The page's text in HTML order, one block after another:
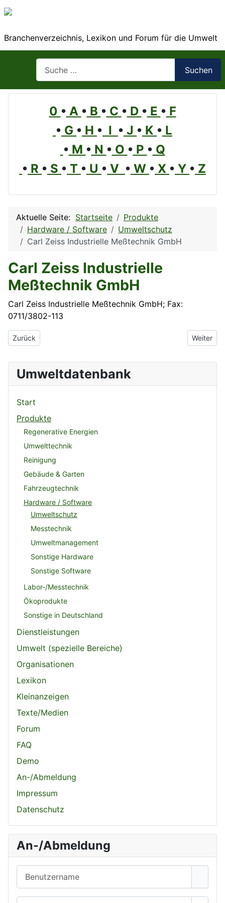
Branchenverzeichnis, Lexikon und Forum für die Umwelt
Suchen
0 • A • B • C • D • E • F
• G • H • I • J • K • L
• M • N • O • P • Q
• R • S • T • U • V • W • X • Y • Z
Aktuelle Seite: Startseite
Produkte
Hardware / Software
Umweltschutz
Carl Zeiss Industrielle Meßtechnik GmbH
Carl Zeiss Industrielle
Meßtechnik GmbH
Carl Zeiss Industrielle Meßtechnik GmbH; Fax:
0711/3802-113
Vorheriger Beitrag: CADIS Prüftechnik GmbH
Zurück Nächster
Weiter
Umweltdatenbank
Start
Produkte
Regenerative Energien
Umwelttechnik
Reinigung
Gebäude & Garten
Fahrzeugtechnik
Hardware / Software
Umweltschutz
Messtechnik
Umweltmanagement
Sonstige Hardware
Sonstige Software
Labor-/Messtechnik
Ökoprodukte
Sonstige in Deutschland
Dienstleistungen
Umwelt (spezielle Bereiche)
Organisationen
Lexikon
Kleinanzeigen
Texte/Medien
Forum
FAQ
Demo
An-/Abmeldung
Impressum
Datenschutz
An-/Abmeldung